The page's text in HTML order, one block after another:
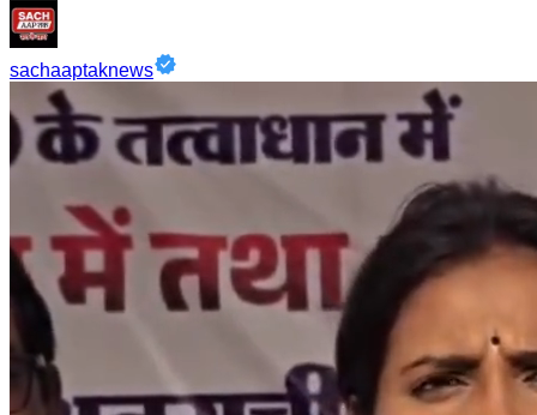
sachaaptaknews